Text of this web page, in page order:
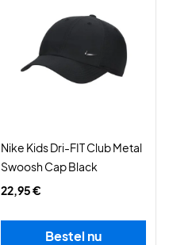
Nike Kids Dri-FIT Club Metal
Swoosh Cap Black
22,95 €
Bestel nu